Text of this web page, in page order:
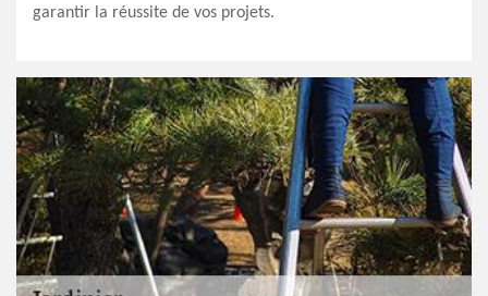
garantir la réussite de vos projets.